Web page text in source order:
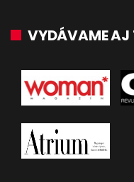
VYDÁVAME AJ